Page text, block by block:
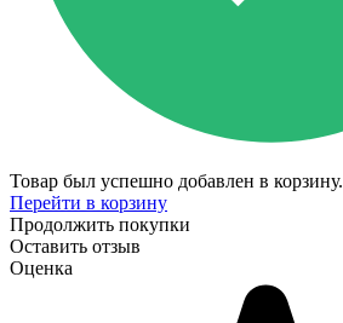
Товар был успешно добавлен в корзину.
Перейти в корзину
Продолжить покупки
Оставить отзыв
Оценка